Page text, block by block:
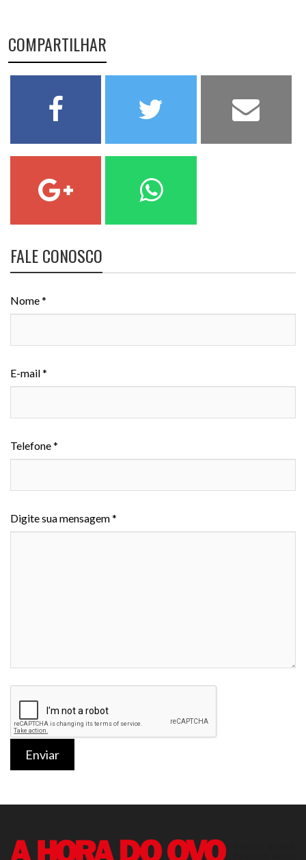
COMPARTILHAR
FALE CONOSCO
Nome *
E-mail *
Telefone *
Digite sua mensagem *
Enviar